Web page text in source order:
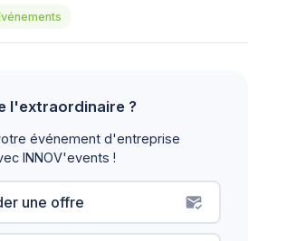
l'extraordinaire ?
événement d'entreprise
INNOV'events !
une offre mark_email_read